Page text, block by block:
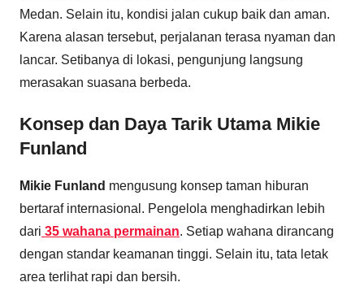
Medan. Selain itu, kondisi jalan cukup baik dan aman.
Karena alasan tersebut, perjalanan terasa nyaman dan
lancar. Setibanya di lokasi, pengunjung langsung
merasakan suasana berbeda.
Konsep dan Daya Tarik Utama Mikie
Funland
Mikie Funland mengusung konsep taman hiburan
bertaraf internasional. Pengelola menghadirkan lebih
dari 35 wahana permainan. Setiap wahana dirancang
dengan standar keamanan tinggi. Selain itu, tata letak
area terlihat rapi dan bersih.